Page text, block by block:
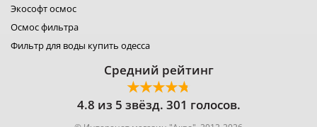
Экософт осмос
Осмос фильтра
Фильтр для воды купить одесса
Средний рейтинг
4.8 из 5 звёзд. 301 голосов.